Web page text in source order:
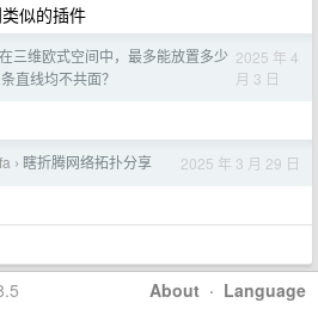
似的插件
在三维欧式空间中，最多能放置多少
直线均不共面？
2025 年 4
月 3 日
› 瞎折腾网络拓扑分享 2025 年 3 月 29 日
About · Language